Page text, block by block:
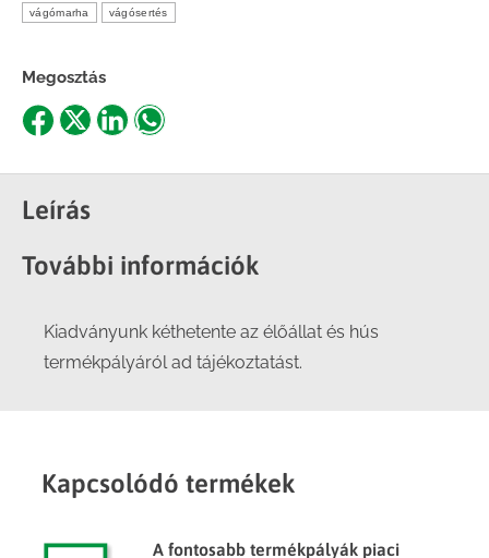
vágómarha vágósertés
Megosztás
Share
Facebook
Share
X
ShareShare
Leírás
További információk
Kiadványunk kéthetente az élőállat és hús
termékpályáról ad tájékoztatást.
Kapcsolódó termékek
A fontosabb termékpályák piaci